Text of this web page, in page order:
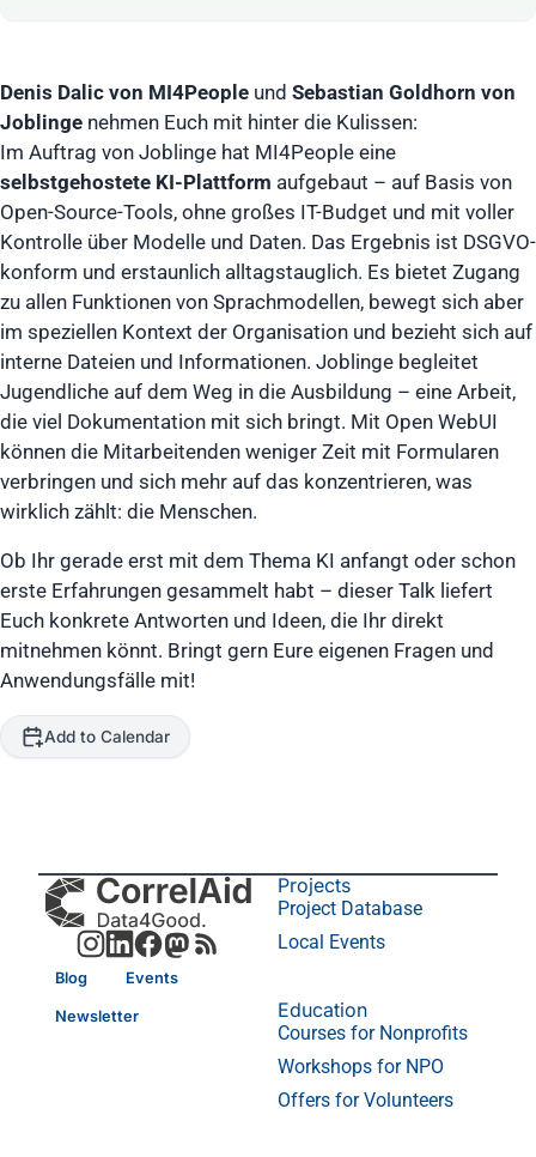
Denis Dalic von MI4People und Sebastian Goldhorn von
Joblinge nehmen Euch mit hinter die Kulissen:
Im Auftrag von Joblinge hat MI4People eine
selbstgehostete KI-Plattform aufgebaut – auf Basis von
Open-Source-Tools, ohne großes IT-Budget und mit voller
Kontrolle über Modelle und Daten. Das Ergebnis ist DSGVO-
konform und erstaunlich alltagstauglich. Es bietet Zugang
zu allen Funktionen von Sprachmodellen, bewegt sich aber
im speziellen Kontext der Organisation und bezieht sich auf
interne Dateien und Informationen. Joblinge begleitet
Jugendliche auf dem Weg in die Ausbildung – eine Arbeit,
die viel Dokumentation mit sich bringt. Mit Open WebUI
können die Mitarbeitenden weniger Zeit mit Formularen
verbringen und sich mehr auf das konzentrieren, was
wirklich zählt: die Menschen.
Ob Ihr gerade erst mit dem Thema KI anfangt oder schon
erste Erfahrungen gesammelt habt – dieser Talk liefert
Euch konkrete Antworten und Ideen, die Ihr direkt
mitnehmen könnt. Bringt gern Eure eigenen Fragen und
Anwendungsfälle mit!
Add to Calendar
Blog Events
Newsletter
Projects
Project Database
Local Events
Education
Courses for Nonprofits
Workshops for NPO
Offers for Volunteers